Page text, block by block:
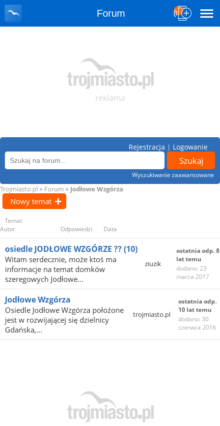
Forum
Wyszukiwanie zaawansowane
Rejestracja | Logowanie
Trojmiasto.pl » Forum » Jodłowe Wzgórza
Nowy temat
Temat
Autor
Odpowiedzi Data
osiedle JODŁOWE WZGÓRZE ??(10)
Witam serdecznie, może ktoś ma
informacje na temat domków
szeregowych Jodłowe...
ziuzik
ostatnia odp. 8
lat temu
dodano: 23
marca 2017
Jodłowe Wzgórza
Osiedle Jodłowe Wzgórza położone
jest w rozwijającej się dzielnicy
Gdańska,...
trojmiasto.pl
ostatnia odp.
10 lat temu
dodano: 30
czerwca 2016